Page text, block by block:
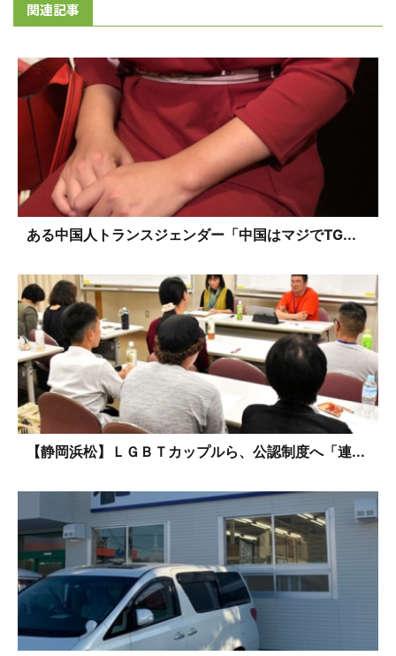
関連記事
ある中国人トランスジェンダー「中国はマジでTG...
【静岡浜松】ＬＧＢＴカップルら、公認制度へ「連...